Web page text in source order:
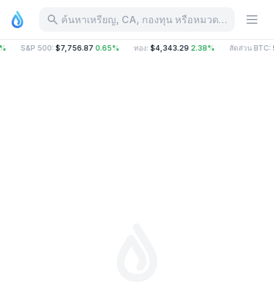
ค้นหาเหรียญ, CA, กองทุน หรือหมวดหมู่
S&P 500: $7,756.87 0.65% ทอง: $4,343.29 2.38% สัดส่วน BTC: